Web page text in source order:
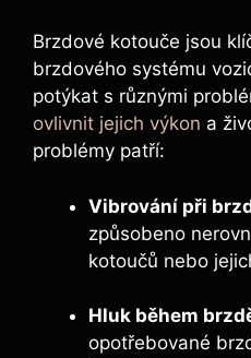
Brzdové kotouče jsou
brzdového systému
potýkat s různými
ovlivnit jejich výkon a
problémy patří:
Vibrování při
způsobeno
kotoučů nebo
Hluk během
opotřebované